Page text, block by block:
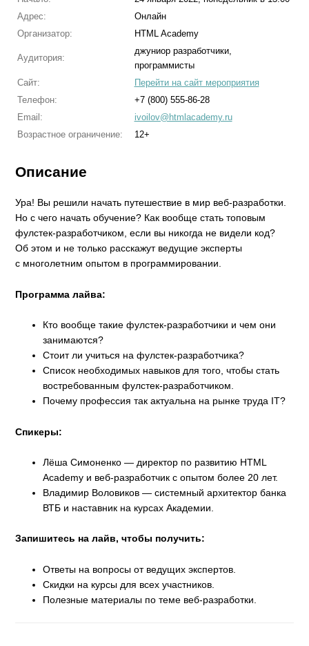
Адрес:
Онлайн
Организатор:
HTML Academy
Аудитория:
джуниор разработчики,
программисты
Сайт:
Перейти на сайт мероприятия
Телефон:
+7 (800) 555-86-28
Email:
ivoilov@htmlacademy.ru
Возрастное ограничение:
12+
Описание
Ура! Вы решили начать путешествие в мир веб-разработки.
Но с чего начать обучение? Как вообще стать топовым
фулстек-разработчиком, если вы никогда не видели код?
Об этом и не только расскажут ведущие эксперты
с многолетним опытом в программировании.
Программа лайва:
Кто вообще такие фулстек-разработчики и чем они
занимаются?
Стоит ли учиться на фулстек-разработчика?
Список необходимых навыков для того, чтобы стать
востребованным фулстек-разработчиком.
Почему профессия так актуальна на рынке труда IT?
Спикеры:
Лёша Симоненко — директор по развитию HTML
Academy и веб-разработчик с опытом более 20 лет.
Владимир Воловиков — системный архитектор банка
ВТБ и наставник на курсах Академии.
Запишитесь на лайв, чтобы получить:
Ответы на вопросы от ведущих экспертов.
Скидки на курсы для всех участников.
Полезные материалы по теме веб-разработки.